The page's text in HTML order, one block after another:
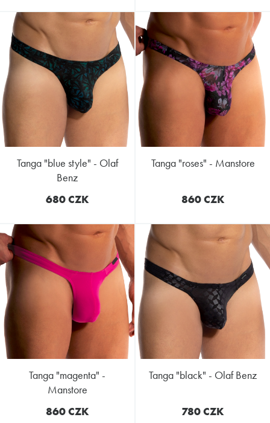
tanga "blue style" - Olaf
Benz
680 CZK
tanga "roses" - Manstore
860 CZK
tanga "magenta" -
Manstore
860 CZK
tanga "black" - Olaf Benz
780 CZK